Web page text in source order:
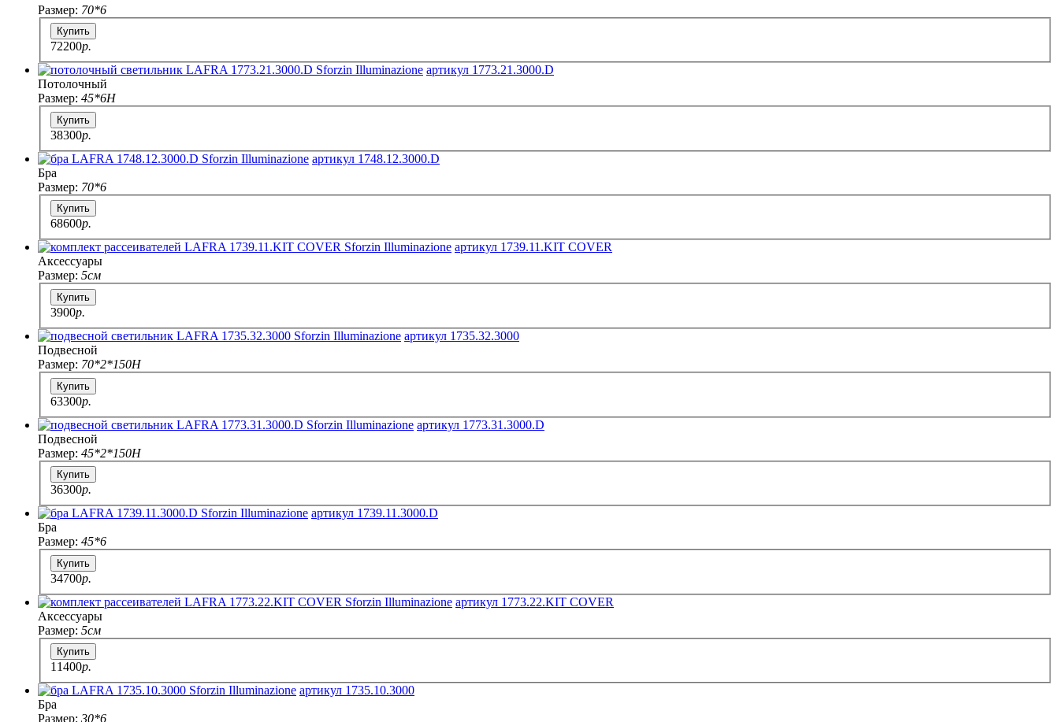
Размер: 70*6
Купить
72200p.
артикул 1773.21.3000.D
Потолочный
Размер: 45*6H
Купить
38300p.
артикул 1748.12.3000.D
Бра
Размер: 70*6
Купить
68600p.
артикул 1739.11.KIT COVER
Аксессуары
Размер: 5см
Купить
3900p.
артикул 1735.32.3000
Подвесной
Размер: 70*2*150H
Купить
63300p.
артикул 1773.31.3000.D
Подвесной
Размер: 45*2*150H
Купить
36300p.
артикул 1739.11.3000.D
Бра
Размер: 45*6
Купить
34700p.
артикул 1773.22.KIT COVER
Аксессуары
Размер: 5см
Купить
11400p.
артикул 1735.10.3000
Бра
Размер: 30*6